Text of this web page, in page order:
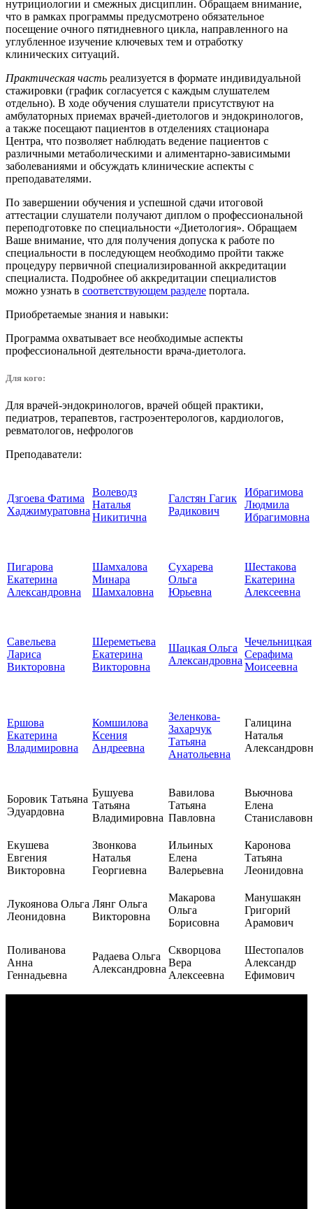
нутрициологии и смежных дисциплин. Обращаем внимание,
что в рамках программы предусмотрено обязательное
посещение очного пятидневного цикла, направленного на
углубленное изучение ключевых тем и отработку
клинических ситуаций.
Практическая часть реализуется в формате индивидуальной
стажировки (график согласуется с каждым слушателем
отдельно). В ходе обучения слушатели присутствуют на
амбулаторных приемах врачей-диетологов и эндокринологов,
а также посещают пациентов в отделениях стационара
Центра, что позволяет наблюдать ведение пациентов с
различными метаболическими и алиментарно-зависимыми
заболеваниями и обсуждать клинические аспекты с
преподавателями.
По завершении обучения и успешной сдачи итоговой
аттестации слушатели получают диплом о профессиональной
переподготовке по специальности «Диетология». Обращаем
Ваше внимание, что для получения допуска к работе по
специальности в последующем необходимо пройти также
процедуру первичной специализированной аккредитации
специалиста. Подробнее об аккредитации специалистов
можно узнать в соответствующем разделе портала.
Приобретаемые знания и навыки:
Программа охватывает все необходимые аспекты
профессиональной деятельности врача-диетолога.
Для кого:
Для врачей-эндокринологов, врачей общей практики,
педиатров, терапевтов, гастроэентерологов, кардиологов,
ревматологов, нефрологов
Преподаватели:
Дзгоева Фатима
Хаджимуратовна
Волеводз
Наталья
Никитична
Галстян Гагик
Радикович
Ибрагимова
Людмила
Ибрагимовна
Пигарова
Екатерина
Александровна
Шамхалова
Минара
Шамхаловна
Сухарева
Ольга
Юрьевна
Шестакова
Екатерина
Алексеевна
Савельева
Лариса
Викторовна
Шереметьева
Екатерина
Викторовна
Шацкая Ольга
Александровна
Чечельницкая
Серафима
Моисеевна
Ершова
Екатерина
Владимировна
Комшилова
Ксения
Андреевна
Зеленкова-
Захарчук
Татьяна
Анатольевна
Галицина
Наталья
Боровик Татьяна
Эдуардовна
Бушуева
Татьяна
Владимировна
Вавилова
Татьяна
Павловна
Вьючнова
Елена
Екушева
Евгения
Викторовна
Звонкова
Наталья
Георгиевна
Ильиных
Елена
Валерьевна
Каронова
Татьяна
Леонидовна
Лукоянова Ольга
Леонидовна
Лянг Ольга
Викторовна
Макарова
Ольга
Борисовна
Манушакян
Григорий
Арамович
Поливанова
Анна
Геннадьевна
Радаева Ольга
Александровна
Скворцова
Вера
Алексеевна
Шестопалов
Александр
Ефимович